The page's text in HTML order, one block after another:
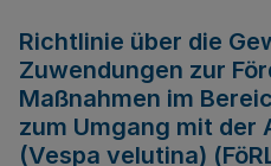
Richtlinie über die
Zuwendungen zur
Maßnahmen im
zum Umgang mit der
(Vespa velutina)